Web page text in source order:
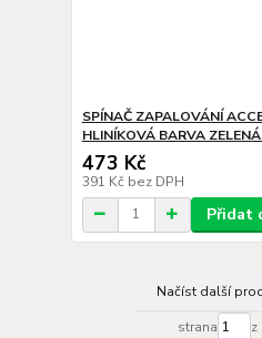
SPÍNAČ ZAPALOVÁNÍ
HLINÍKOVÁ BARVA
473 Kč
391 Kč bez DPH
Přidat
Načíst další
strana z